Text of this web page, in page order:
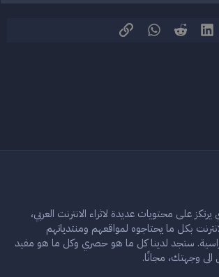
X (Twitter)
LinkedIn
Reddit
WhatsApp
الرابط
على محتويات عديدة لاثراء الانترنت العربي،
بكل ما يحتاجوه لمواقعهم ومنتدياتهم
ستجد لدينا كل ما هو حصري وكل ما هو مفيد
وجهتك، مجانًا.